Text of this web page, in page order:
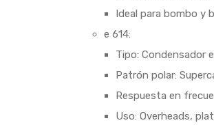
Ideal para bombo y
e 614:
Tipo: Condensador
Patrón polar:
Respuesta en
Uso: Overheads,